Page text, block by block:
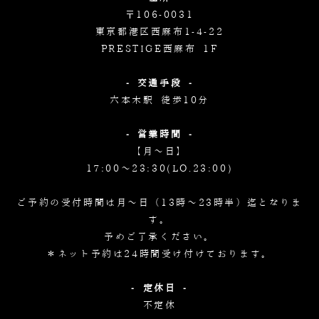
〒106-0031
東京都港区西麻布1-4-22
PRESTIGE西麻布 1F
- 交通手段 -
六本木駅 徒歩10分
- 営業時間 -
【月～日】
17:00～23:30(LO.23:00)
ご予約の受付時間は月～日（13時～23時半）迄となりま
す。
予めご了承ください。
＊ネット予約は24時間受け付けております。
- 定休日 -
不定休